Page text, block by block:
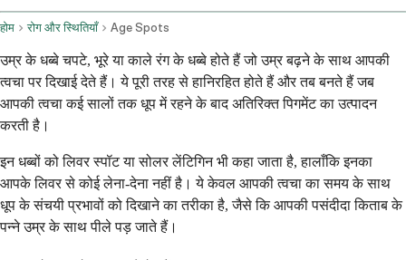
होम रोग और स्थितियाँ Age Spots
उम्र के धब्बे चपटे, भूरे या काले रंग के धब्बे होते हैं जो उम्र बढ़ने के साथ आपकी
त्वचा पर दिखाई देते हैं। ये पूरी तरह से हानिरहित होते हैं और तब बनते हैं जब
आपकी त्वचा कई सालों तक धूप में रहने के बाद अतिरिक्त पिगमेंट का उत्पादन
करती है।
इन धब्बों को लिवर स्पॉट या सोलर लेंटिगिन भी कहा जाता है, हालाँकि इनका
आपके लिवर से कोई लेना-देना नहीं है। ये केवल आपकी त्वचा का समय के साथ
धूप के संचयी प्रभावों को दिखाने का तरीका है, जैसे कि आपकी पसंदीदा किताब के
पन्ने उम्र के साथ पीले पड़ जाते हैं।